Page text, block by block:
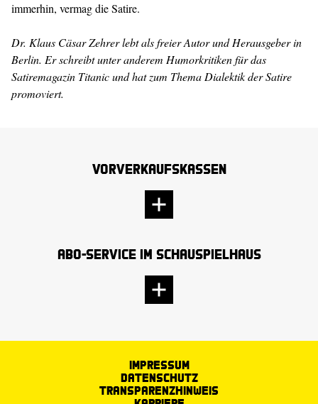
immerhin, vermag die Satire.
Dr. Klaus Cäsar Zehrer lebt als freier Autor und Herausgeber in
Berlin. Er schreibt unter anderem Humorkritiken für das
Satiremagazin Titanic und hat zum Thema Dialektik der Satire
promoviert.
Vorverkaufskassen
Abo-Service im Schauspielhaus
Impressum
Datenschutz
Transparenzhinweis